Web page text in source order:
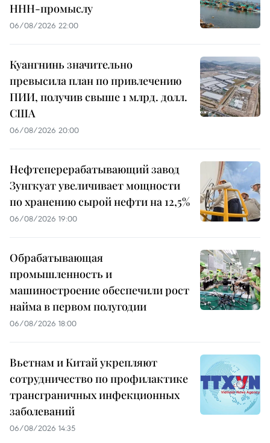
ННН-промыслу
06/08/2026 22:00
Куангнинь значительно
превысила план по привлечению
ПИИ, получив свыше 1 млрд. долл.
США
06/08/2026 20:00
Нефтеперерабатывающий завод
Зунгкуат увеличивает мощности
по хранению сырой нефти на 12,5%
06/08/2026 19:00
Обрабатывающая
промышленность и
машиностроение обеспечили рост
найма в первом полугодии
06/08/2026 18:00
Вьетнам и Китай укрепляют
сотрудничество по профилактике
трансграничных инфекционных
заболеваний
06/08/2026 14:35